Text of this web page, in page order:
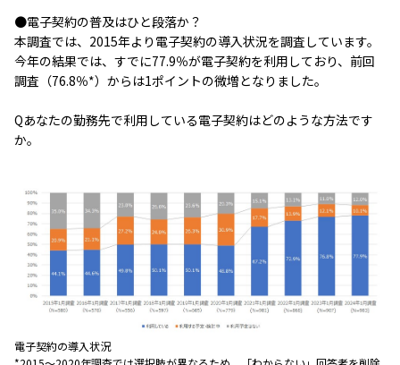
●電子契約の普及はひと段落か？
本調査では、2015年より電子契約の導入状況を調査しています。
今年の結果では、すでに77.9％が電子契約を利用しており、前回
調査（76.8％*）からは1ポイントの微増となりました。
Qあなたの勤務先で利用している電子契約はどのような方法です
か。
電子契約の導入状況